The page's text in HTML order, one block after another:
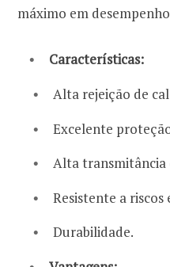
máximo em
Características:
Alta rejeição de
Excelente
Alta transmitância
Resistente a riscos
Durabilidade.